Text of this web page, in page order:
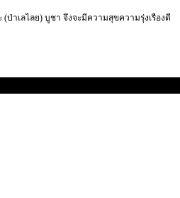
าเลไลย) บูชา จึงจะมีความสุขความรุ่งเรืองดี